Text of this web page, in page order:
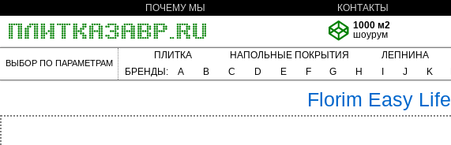
ПОЧЕМУ МЫ КОНТАКТЫ
1000 м2
шоурум
ВЫБОР ПО ПАРАМЕТРАМ
ПЛИТКА НАПОЛЬНЫЕ ПОКРЫТИЯ ЛЕПНИНА
БРЕНДЫ:
A B C D E F G H J K
Florim Easy Life